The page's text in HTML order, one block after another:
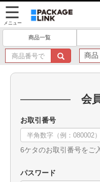
メニュー
商品一覧
商
品
番
会
お取引番号
6ケタのお取引番号をご
パスワード